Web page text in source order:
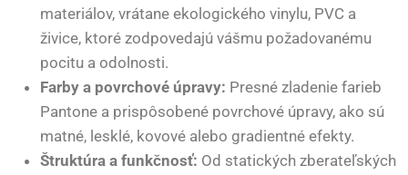
materiálov, vrátane ekologického vinylu, PVC a
živice, ktoré zodpovedajú vášmu požadovanému
pocitu a odolnosti.
Farby a povrchové úpravy: Presné zladenie farieb
Pantone a prispôsobené povrchové úpravy, ako sú
matné, lesklé, kovové alebo gradientné efekty.
Štruktúra a funkčnosť: Od statických zberateľských